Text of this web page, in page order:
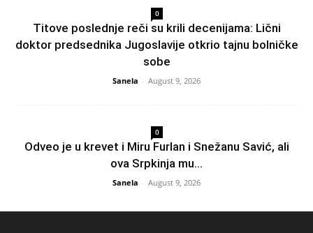
0
Titove poslednje reči su krili decenijama: Lični
doktor predsednika Jugoslavije otkrio tajnu bolničke
sobe
Sanela - August 9, 2026
0
Odveo je u krevet i Miru Furlan i Snežanu Savić, ali
ova Srpkinja mu...
Sanela - August 9, 2026